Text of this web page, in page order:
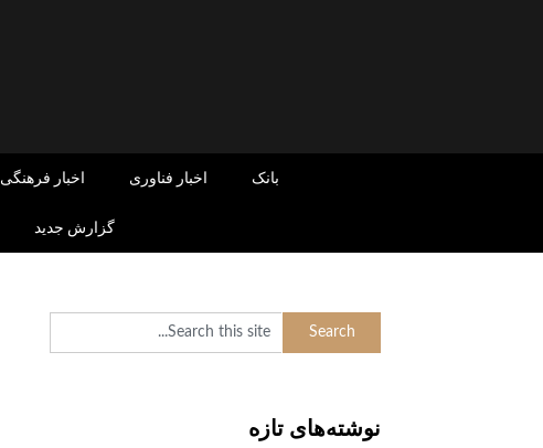
اخبار فرهنگی اخبار فناوری بانک
گزارش جدید
نوشته‌های تازه